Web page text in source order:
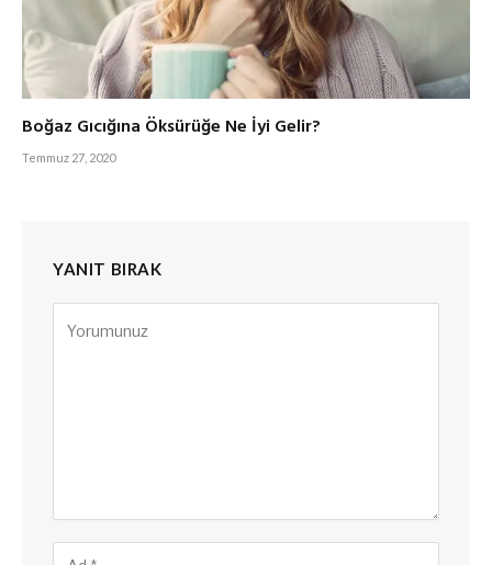
Boğaz Gıcığına Öksürüğe Ne İyi Gelir?
Temmuz 27, 2020
YANIT BIRAK